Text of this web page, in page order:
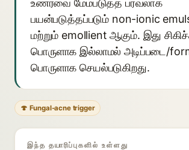
உணர்வை மேம்படுத்த பரவலாக
பயன்படுத்தப்படும் non-ionic
மற்றும் emollient ஆகும். இது
பொருளாக இல்லாமல் அடிப்படை/
பொருளாக செயல்படுகிறது.
🍄 Fungal-acne trigger
இந்த தயாரிப்புகளில் உள்ளது